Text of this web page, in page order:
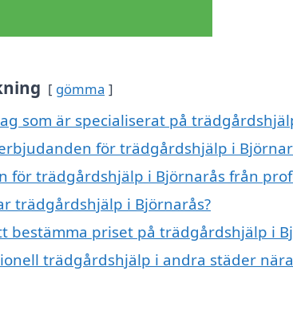
gömma
som är specialiserat på
för trädgårdshjälp i
för trädgårdshjälp i Björnarås från
trädgårdshjälp i Björnarås?
bestämma priset på trädgårdshjälp i
trädgårdshjälp i andra städer